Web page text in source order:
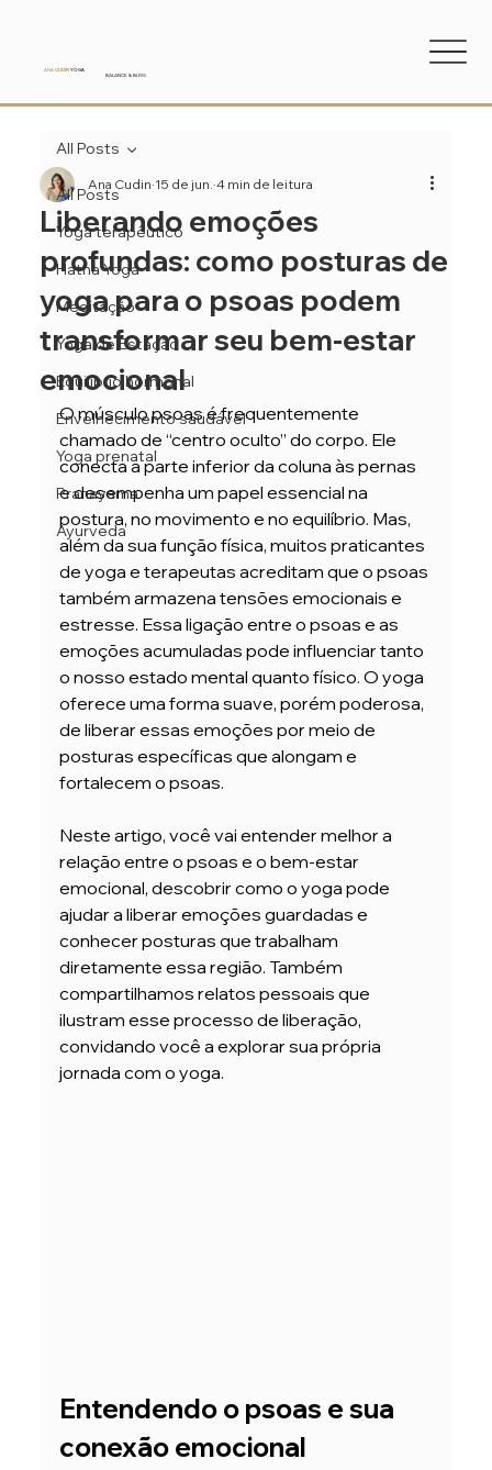
ANA CUDIN YOGA
BALANCE & BLISS
All Posts
Yoga terapêutico
Hatha Yoga
Meditação
Yoga de Estação
Equilíbrio hormonal
Envelhecimento saudável
Yoga prenatal
Pranayama
Ayurveda
All Posts
Liberando emoções
profundas: como posturas de
yoga para o psoas podem
transformar seu bem-estar
emocional
Ana Cudin 15 de jun. 4 min de leitura
O músculo psoas é frequentemente
chamado de “centro oculto” do corpo. Ele
conecta a parte inferior da coluna às pernas
e desempenha um papel essencial na
postura, no movimento e no equilíbrio. Mas,
além da sua função física, muitos praticantes
de yoga e terapeutas acreditam que o psoas
também armazena tensões emocionais e
estresse. Essa ligação entre o psoas e as
emoções acumuladas pode influenciar tanto
o nosso estado mental quanto físico. O yoga
oferece uma forma suave, porém poderosa,
de liberar essas emoções por meio de
posturas específicas que alongam e
fortalecem o psoas.
Neste artigo, você vai entender melhor a
relação entre o psoas e o bem-estar
emocional, descobrir como o yoga pode
ajudar a liberar emoções guardadas e
conhecer posturas que trabalham
diretamente essa região. Também
compartilhamos relatos pessoais que
ilustram esse processo de liberação,
convidando você a explorar sua própria
jornada com o yoga.
Entendendo o psoas e sua
conexão emocional